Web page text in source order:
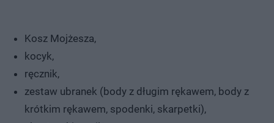
Kosz Mojżesza,
kocyk,
ręcznik,
zestaw ubranek (body z długim rękawem, body z
krótkim rękawem, spodenki, skarpetki),